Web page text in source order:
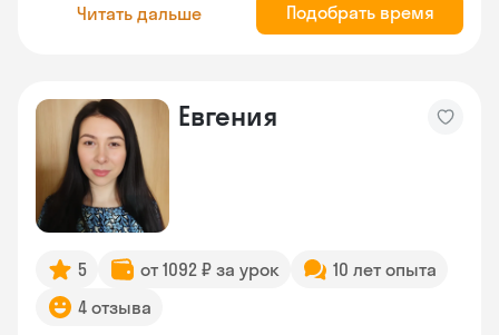
Читать дальше Подобрать время
Евгения
5 от 1092 ₽ за урок
10 лет опыта
4 отзыва